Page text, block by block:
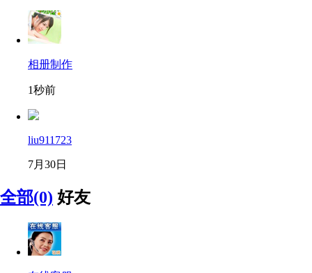
相册制作
1秒前
liu911723
7月30日
全部(0) 好友